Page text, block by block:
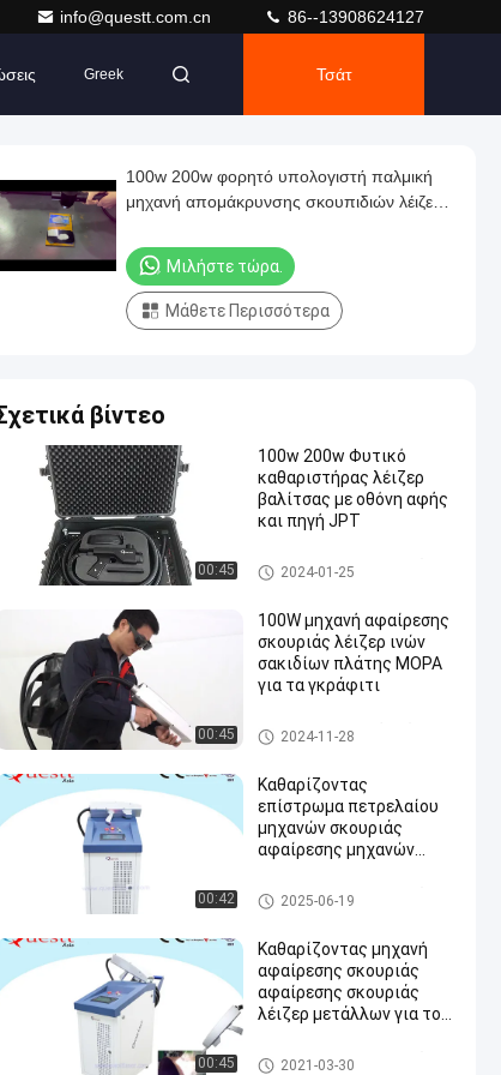
info@questt.com.cn 86--13908624127
Greek Τσάτ
100w 200w φορητό υπολογιστή παλμική
μηχανή απομάκρυνσης σκουπιδιών λέιζερ
Μιλήστε τώρα.
Μάθετε Περισσότερα
βίντεο
00:45
100w 200w Φυτικό
καθαριστήρας λέιζερ
βαλίτσας με οθόνη αφής
και πηγή JPT
Καθαρίζοντας μηχανή λέιζερ
2024-01-25
00:45
100W μηχανή αφαίρεσης
σκουριάς λέιζερ ινών
σακιδίων πλάτης MOPA
για τα γκράφιτι
Αφαίρεση σκουριάς λέιζερ
2024-11-28
00:42
Καθαρίζοντας
επίστρωμα πετρελαίου
μηχανών σκουριάς
αφαίρεσης μηχανών
Καθαρίζοντας μηχανή λέιζερ
2025-06-19
00:45
Καθαρίζοντας μηχανή
αφαίρεσης σκουριάς
αφαίρεσης σκουριάς
λέιζερ μετάλλων για το
χρωμάτων
Καθαρίζοντας μηχανή λέιζερ
2021-03-30